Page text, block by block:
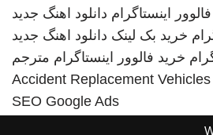
اینستاگرام دانلود اهنگ جدید
خرید بک لینک دانلود اهنگ جدید
خرید فالوور اینستاگرام مترجم
Accident Replacement Vehicles
SEO Google Ads